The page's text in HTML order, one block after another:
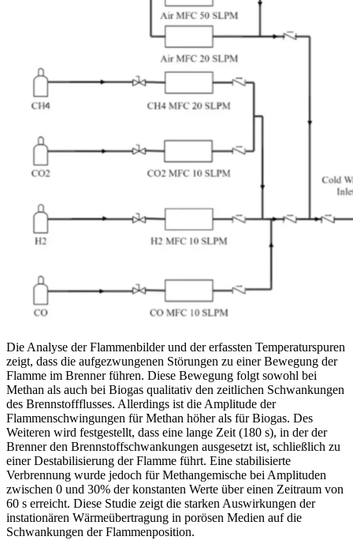
Die Analyse der Flammenbilder und der erfassten Temperaturspuren
zeigt, dass die aufgezwungenen Störungen zu einer Bewegung der
Flamme im Brenner führen. Diese Bewegung folgt sowohl bei
Methan als auch bei Biogas qualitativ den zeitlichen Schwankungen
des Brennstoffflusses. Allerdings ist die Amplitude der
Flammenschwingungen für Methan höher als für Biogas. Des
Weiteren wird festgestellt, dass eine lange Zeit (180 s), in der der
Brenner den Brennstoffschwankungen ausgesetzt ist, schließlich zu
einer Destabilisierung der Flamme führt. Eine stabilisierte
Verbrennung wurde jedoch für Methangemische bei Amplituden
zwischen 0 und 30% der konstanten Werte über einen Zeitraum von
60 s erreicht. Diese Studie zeigt die starken Auswirkungen der
instationären Wärmeübertragung in porösen Medien auf die
Schwankungen der Flammenposition.